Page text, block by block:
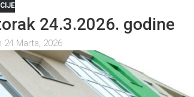
24.3.2026. godine
24 Marta, 2026